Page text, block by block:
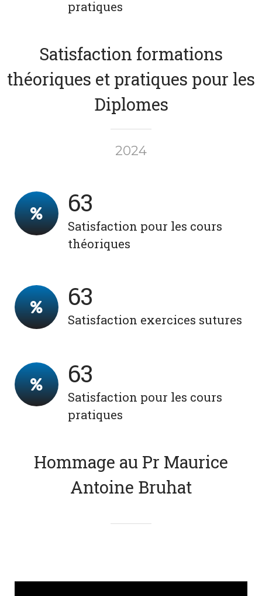
pratiques
Satisfaction formations
théoriques et pratiques pour les
Diplomes
2024
82
Satisfaction pour les cours
théoriques
83
Satisfaction exercices sutures
83
Satisfaction pour les cours
pratiques
Hommage au Pr Maurice
Antoine Bruhat